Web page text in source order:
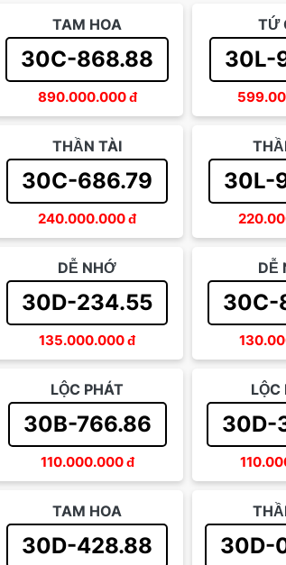
Ngũ quý Tứ quý
Thần tài Sảnh rồng
Dưới 100 triệu Từ 100
Từ 200 đến 500 triệu
TAM HOA
30C-868.88
890.000.000đ
TỨ
30L-
THẦN TÀI
30C-686.79
240.000.000đ
30L-
DỄ NHỚ
30D-234.55
135.000.000đ
DỄ
30C-
LỘC PHÁT
30B-766.86
110.000.000đ
LỘC
30D-
TAM HOA
30D-428.88 30D-